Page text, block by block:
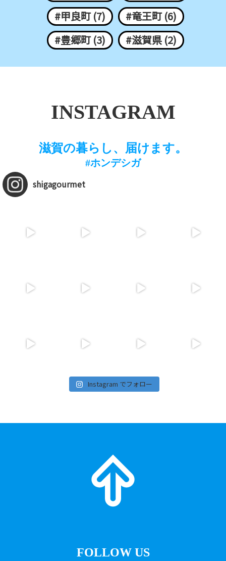
#甲良町 (7)
#竜王町 (6)
#豊郷町 (3)
#滋賀県 (2)
INSTAGRAM
滋賀の暮らし、届けます。
#ホンデシガ
shigagourmet
Instagram でフォロー
FOLLOW US